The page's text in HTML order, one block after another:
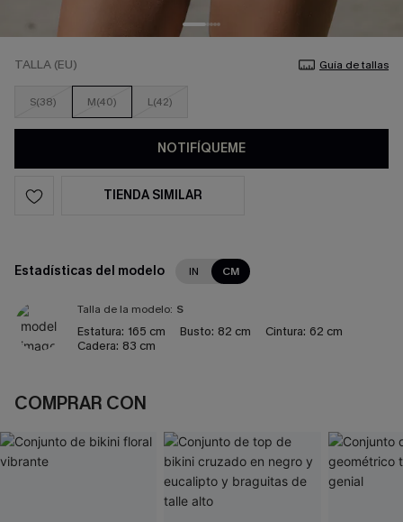
TALLA (EU) Guía de tallas
S(38) M(40) L(42)
NOTIFÍQUEME
TIENDA SIMILAR
Estadísticas del modelo IN CM
Talla de la modelo: S
Estatura: 165 cm Busto: 82 cm Cintura: 62 cm
Cadera: 83 cm
COMPRAR CON